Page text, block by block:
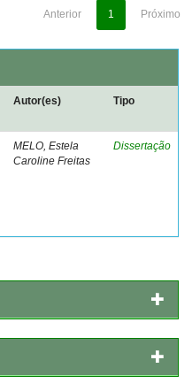
Anterior 1 Próximo
Autor(es) Tipo
MELO, Estela
Caroline Freitas
Dissertação